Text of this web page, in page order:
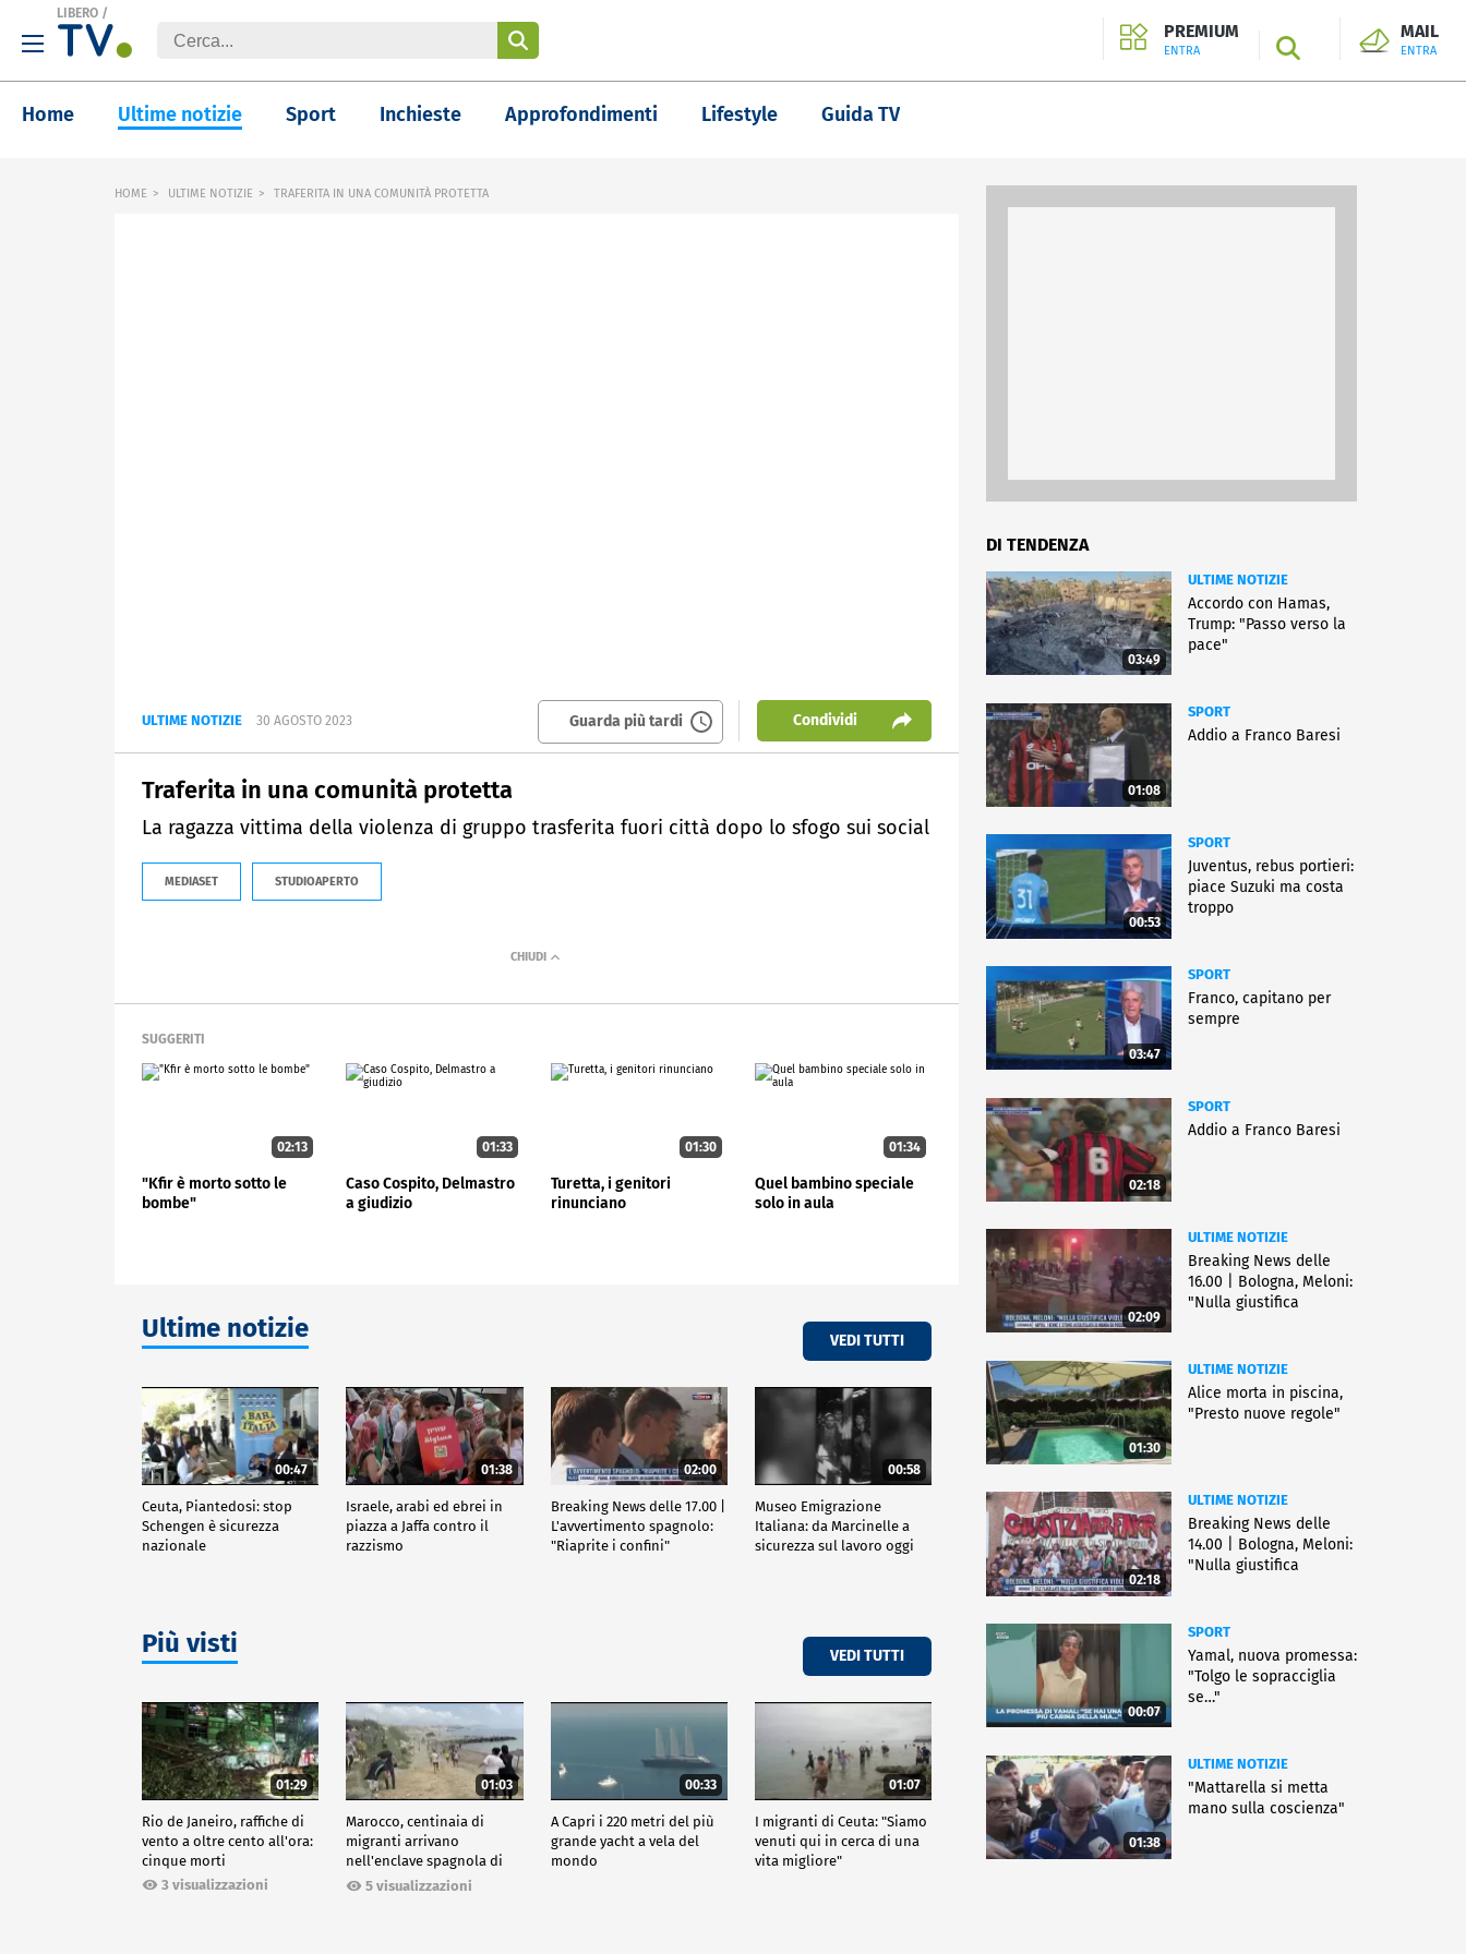
LIBERO /
PREMIUM
ENTRA SEARCH
MAIL
ENTRA
Home Ultime notizie Sport Inchieste Approfondimenti Lifestyle Guida TV
HOME ULTIME NOTIZIE TRAFERITA IN UNA COMUNITÀ PROTETTA
ULTIME NOTIZIE 30 AGOSTO 2023 Guarda più tardi Condividi
Traferita in una comunità protetta
La ragazza vittima della violenza di gruppo trasferita fuori città dopo lo sfogo sui social
MEDIASET STUDIOAPERTO
SUGGERITI
02:13
"Kfir è morto sotto le
bombe"
01:33
Caso Cospito, Delmastro
a giudizio
01:30
Turetta, i genitori
rinunciano
01:34
Quel bambino speciale
solo in aula
Ultime notizie VEDI TUTTI
00:47
Ceuta, Piantedosi: stop
Schengen è sicurezza
nazionale
01:38
Israele, arabi ed ebrei in
piazza a Jaffa contro il
razzismo
02:00
Breaking News delle 17.00 |
L'avvertimento spagnolo:
"Riaprite i confini"
00:58
Museo Emigrazione
Italiana: da Marcinelle a
sicurezza sul lavoro oggi
Più visti VEDI TUTTI
01:29
Rio de Janeiro, raffiche di
vento a oltre cento all'ora:
cinque morti
3 visualizzazioni
01:03
Marocco, centinaia di
migranti arrivano
nell'enclave spagnola di
Ceuta5 visualizzazioni
00:33
A Capri i 220 metri del più
grande yacht a vela del
mondo
01:07
I migranti di Ceuta: "Siamo
venuti qui in cerca di una
vita migliore"
DI TENDENZA
03:49
ULTIME NOTIZIE
Accordo con Hamas,
Trump: "Passo verso la
pace"
01:08
SPORT
Addio a Franco Baresi
00:53
SPORT
Juventus, rebus portieri:
piace Suzuki ma costa
troppo
03:47
SPORT
Franco, capitano per
sempre
02:18
SPORT
Addio a Franco Baresi
02:09
ULTIME NOTIZIE
Breaking News delle
16.00 | Bologna, Meloni:
"Nulla giustifica
01:30
ULTIME NOTIZIE
Alice morta in piscina,
"Presto nuove regole"
02:18
ULTIME NOTIZIE
Breaking News delle
14.00 | Bologna, Meloni:
"Nulla giustifica
00:07
SPORT
Yamal, nuova promessa:
"Tolgo le sopracciglia
se…"
01:38
ULTIME NOTIZIE
"Mattarella si metta
mano sulla coscienza"